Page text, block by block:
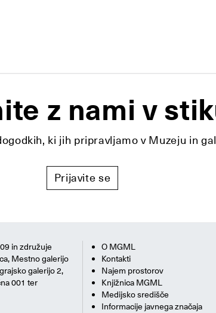
z nami v
ki jih pripravljamo v Muzeju in
Prijavite se
in združuje
Mestno galerijo
galerijo 2,
001 ter
O MGML
Kontakti
Najem prostorov
Knjižnica MGML
Medijsko središče
Informacije javnega značaja